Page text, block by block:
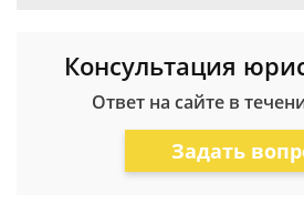
Консультация
Ответ на сайте в
Задать